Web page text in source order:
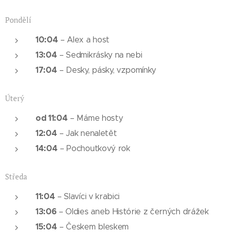
Pondělí
10:04 – Alex a host
13:04 – Sedmikrásky na nebi
17:04 – Desky, pásky, vzpomínky
Úterý
od 11:04 – Máme hosty
12:04 – Jak nenaletět
14:04 – Pochoutkový rok
Středa
11:04 – Slavíci v krabici
13:06– Oldies aneb Histórie z černých drážek
15:04 – Českem bleskem